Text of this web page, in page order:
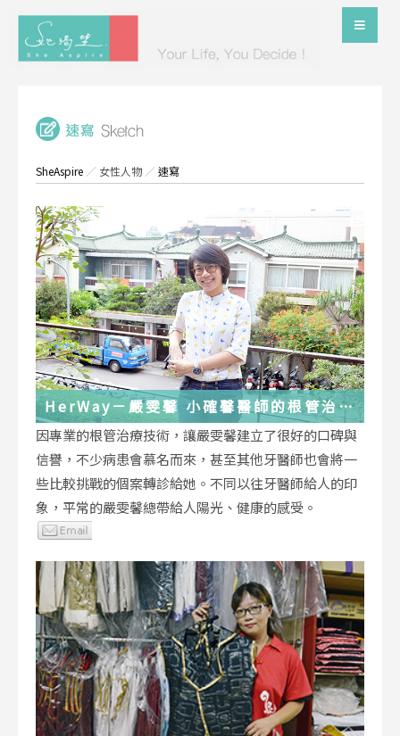
SheAspire ／ 女性人物／速寫
HerWay－嚴雯馨 小確馨醫師的根管治療
小確幸
因專業的根管治療技術，讓嚴雯馨建立了很好的口碑與
信譽，不少病患會慕名而來，甚至其他牙醫師也會將一
些比較挑戰的個案轉診給她。不同以往牙醫師給人的印
象，平常的嚴雯馨總帶給人陽光、健康的感受。